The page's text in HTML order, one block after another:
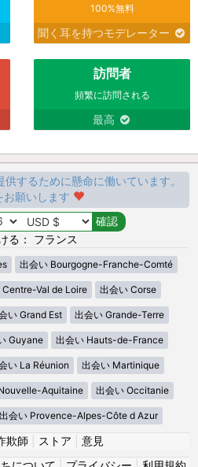
100%無料
聞く耳を持つモデレーター
訪問者
頻繁に訪問される
最高
するために懸命に働いています。
お願いします
る： フランス
出会い Bourgogne-Franche-Comté
Centre-Val de Loire 出会い Corse
い Grand Est 出会い Grande-Terre
Guyane 出会い Hauts-de-France
い La Réunion 出会い Martinique
Aquitaine 出会い Occitanie
出会い Provence-Alpes-Côte d Azur
欺師 ストア
意見